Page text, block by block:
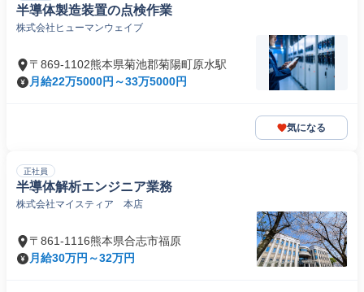
半導体製造装置の点検作業
株式会社ヒューマンウェイブ
〒869-1102熊本県菊池郡菊陽町原水駅
月給22万5000円～33万5000円
気になる
正社員
半導体解析エンジニア業務
株式会社マイスティア 本店
〒861-1116熊本県合志市福原
月給30万円～32万円